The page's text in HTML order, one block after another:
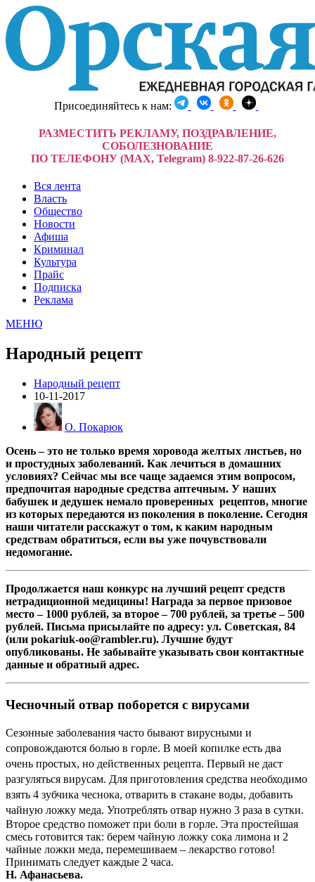
Присоединяйтесь к нам:
РАЗМЕСТИТЬ РЕКЛАМУ, ПОЗДРАВЛЕНИЕ,
СОБОЛЕЗНОВАНИЕ
ПО ТЕЛЕФОНУ (MAX, Telegram) 8-922-87-26-626
Вся лента
Власть
Общество
Новости
Афиша
Криминал
Культура
Прайс
Подписка
Реклама
МЕНЮ
Народный рецепт
Народный рецепт
10-11-2017
О. Покарюк
Осень – это не только время хоровода желтых листьев, но
и простудных заболеваний. Как лечиться в домашних
условиях? Сейчас мы все чаще задаемся этим вопросом,
предпочитая народные средства аптечным. У наших
бабушек и дедушек немало проверенных рецептов, многие
из которых передаются из поколения в поколение. Сегодня
наши читатели расскажут о том, к каким народным
средствам обратиться, если вы уже почувствовали
недомогание.
Продолжается наш конкурс на лучший рецепт средств
нетрадиционной медицины! Награда за первое призовое
место – 1000 рублей, за второе – 700 рублей, за третье – 500
рублей. Письма присылайте по адресу: ул. Советская, 84
(или pokariuk-oo@rambler.ru). Лучшие будут
опубликованы. Не забывайте указывать свои контактные
данные и обратный адрес.
Чесночный отвар поборется с вирусами
Сезонные заболевания часто бывают вирусными и
сопровождаются болью в горле. В моей копилке есть два
очень простых, но действенных рецепта. Первый не даст
разгуляться вирусам. Для приготовления средства необходимо
взять 4 зубчика чеснока, отварить в стакане воды, добавить
чайную ложку меда. Употреблять отвар нужно 3 раза в сутки.
Второе средство поможет при боли в горле. Эта простейшая
смесь готовится так: берем чайную ложку сока лимона и 2
чайные ложки меда, перемешиваем – лекарство готово!
Принимать следует каждые 2 часа.
Н. Афанасьева.